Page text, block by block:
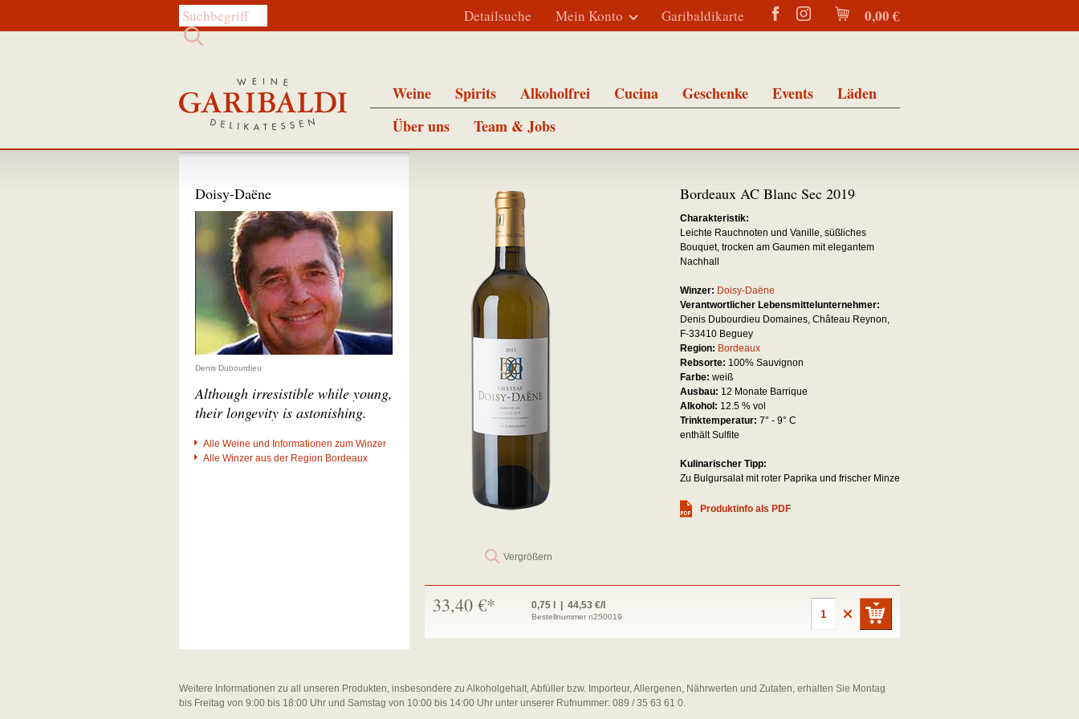
Diese Website durchsuchen: 0,00 €
Garibaldikarte
Mein Konto
Detailsuche
Weine Spirits Alkoholfrei Cucina Geschenke Events
Läden
Über uns
Team & Jobs
Vergrößern
Bordeaux AC Blanc Sec 2019
Charakteristik:
Leichte Rauchnoten und Vanille, süßliches
Bouquet, trocken am Gaumen mit elegantem
Nachhall
Winzer: Doisy-Daëne
Verantwortlicher Lebensmittelunternehmer:
Denis Dubourdieu Domaines, Château Reynon,
F-33410 Beguey
Region: Bordeaux
Rebsorte: 100% Sauvignon
Farbe: weiß
Ausbau: 12 Monate Barrique
Alkohol: 12.5 % vol
Trinktemperatur: 7° - 9° C
enthält Sulfite
Kulinarischer Tipp:
Zu Bulgursalat mit roter Paprika und frischer Minze
Produktinfo als PDF
33,40 €* 0,75 l | 44,53 €/l
Bestellnummer n250019
Doisy-Daëne
Denis Dubourdieu
Although irresistible while young,
their longevity is astonishing.
Alle Weine und Informationen zum Winzer
Alle Winzer aus der Region Bordeaux
Weitere Informationen zu all unseren Produkten, insbesondere zu Alkoholgehalt, Abfüller bzw. Importeur, Allergenen, Nährwerten und Zutaten, erhalten Sie Montag
bis Freitag von 9:00 bis 18:00 Uhr und Samstag von 10:00 bis 14:00 Uhr unter unserer Rufnummer: 089 / 35 63 61 0.